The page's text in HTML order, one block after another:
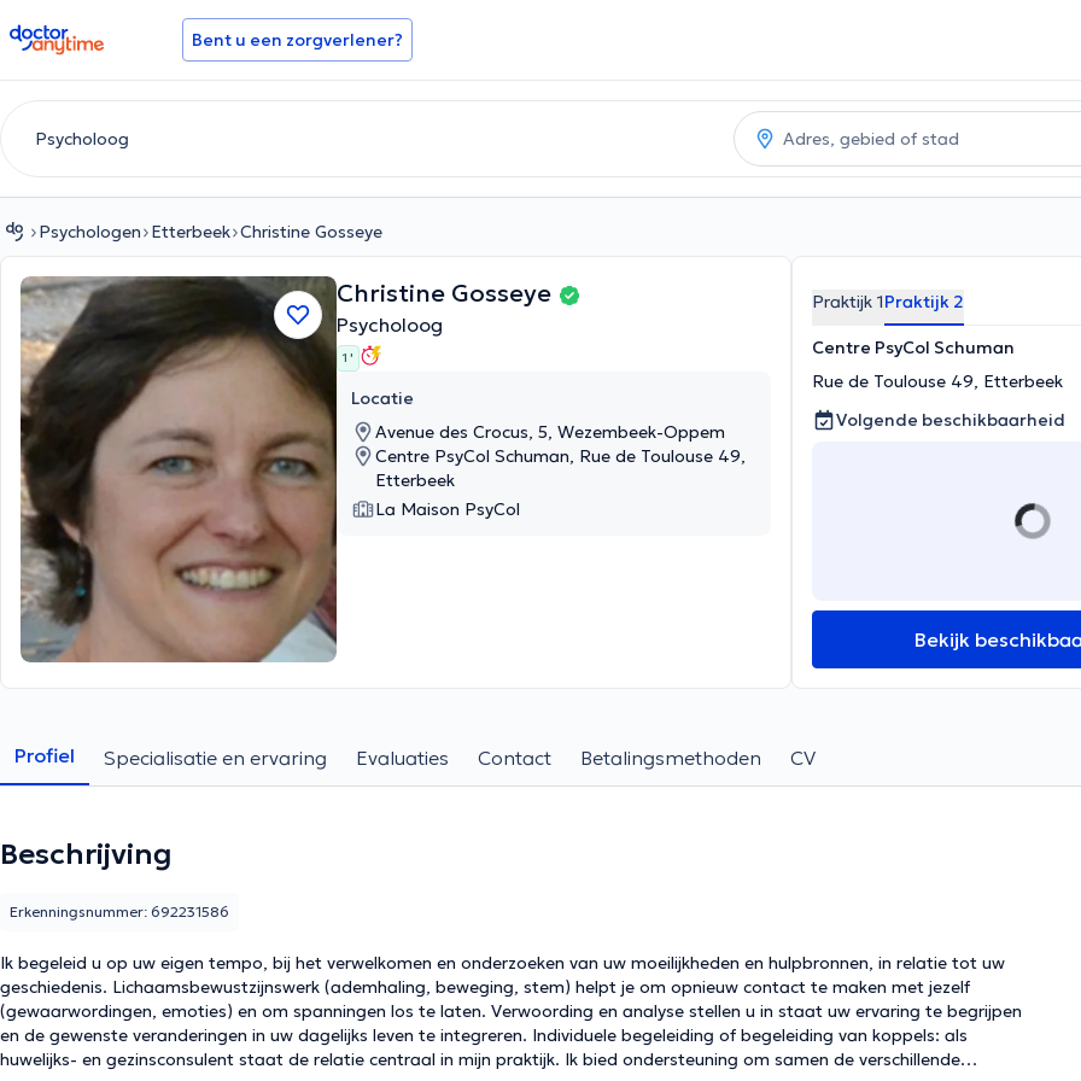
doctoranytime Bent u een zorgverlener?
Psychologen Etterbeek Christine Gosseye
Christine Gosseye
Psycholoog
1 '
Locatie
Avenue des Crocus, 5, Wezembeek-Oppem
Centre PsyCol Schuman, Rue de Toulouse 49,
Etterbeek
La Maison PsyCol
Praktijk 1Praktijk 2
Centre PsyCol Schuman
Rue de Toulouse 49, Etterbeek
Volgende beschikbaarheid
Bekijk
Profiel Specialisatie en ervaring Evaluaties Contact Betalingsmethoden CV
Beschrijving
Ik begeleid u op uw eigen tempo, bij het verwelkomen en onderzoeken van uw moeilijkheden en hulpbronnen, in relatie tot uw
geschiedenis. Lichaamsbewustzijnswerk (ademhaling, beweging, stem) helpt je om opnieuw contact te maken met jezelf
(gewaarwordingen, emoties) en om spanningen los te laten. Verwoording en analyse stellen u in staat uw ervaring te begrijpen
en de gewenste veranderingen in uw dagelijks leven te integreren. Individuele begeleiding of begeleiding van koppels: als
huwelijks- en gezinsconsulent staat de relatie centraal in mijn praktijk. Ik bied ondersteuning om samen de verschillende
Erkenningsnummer: 692231586